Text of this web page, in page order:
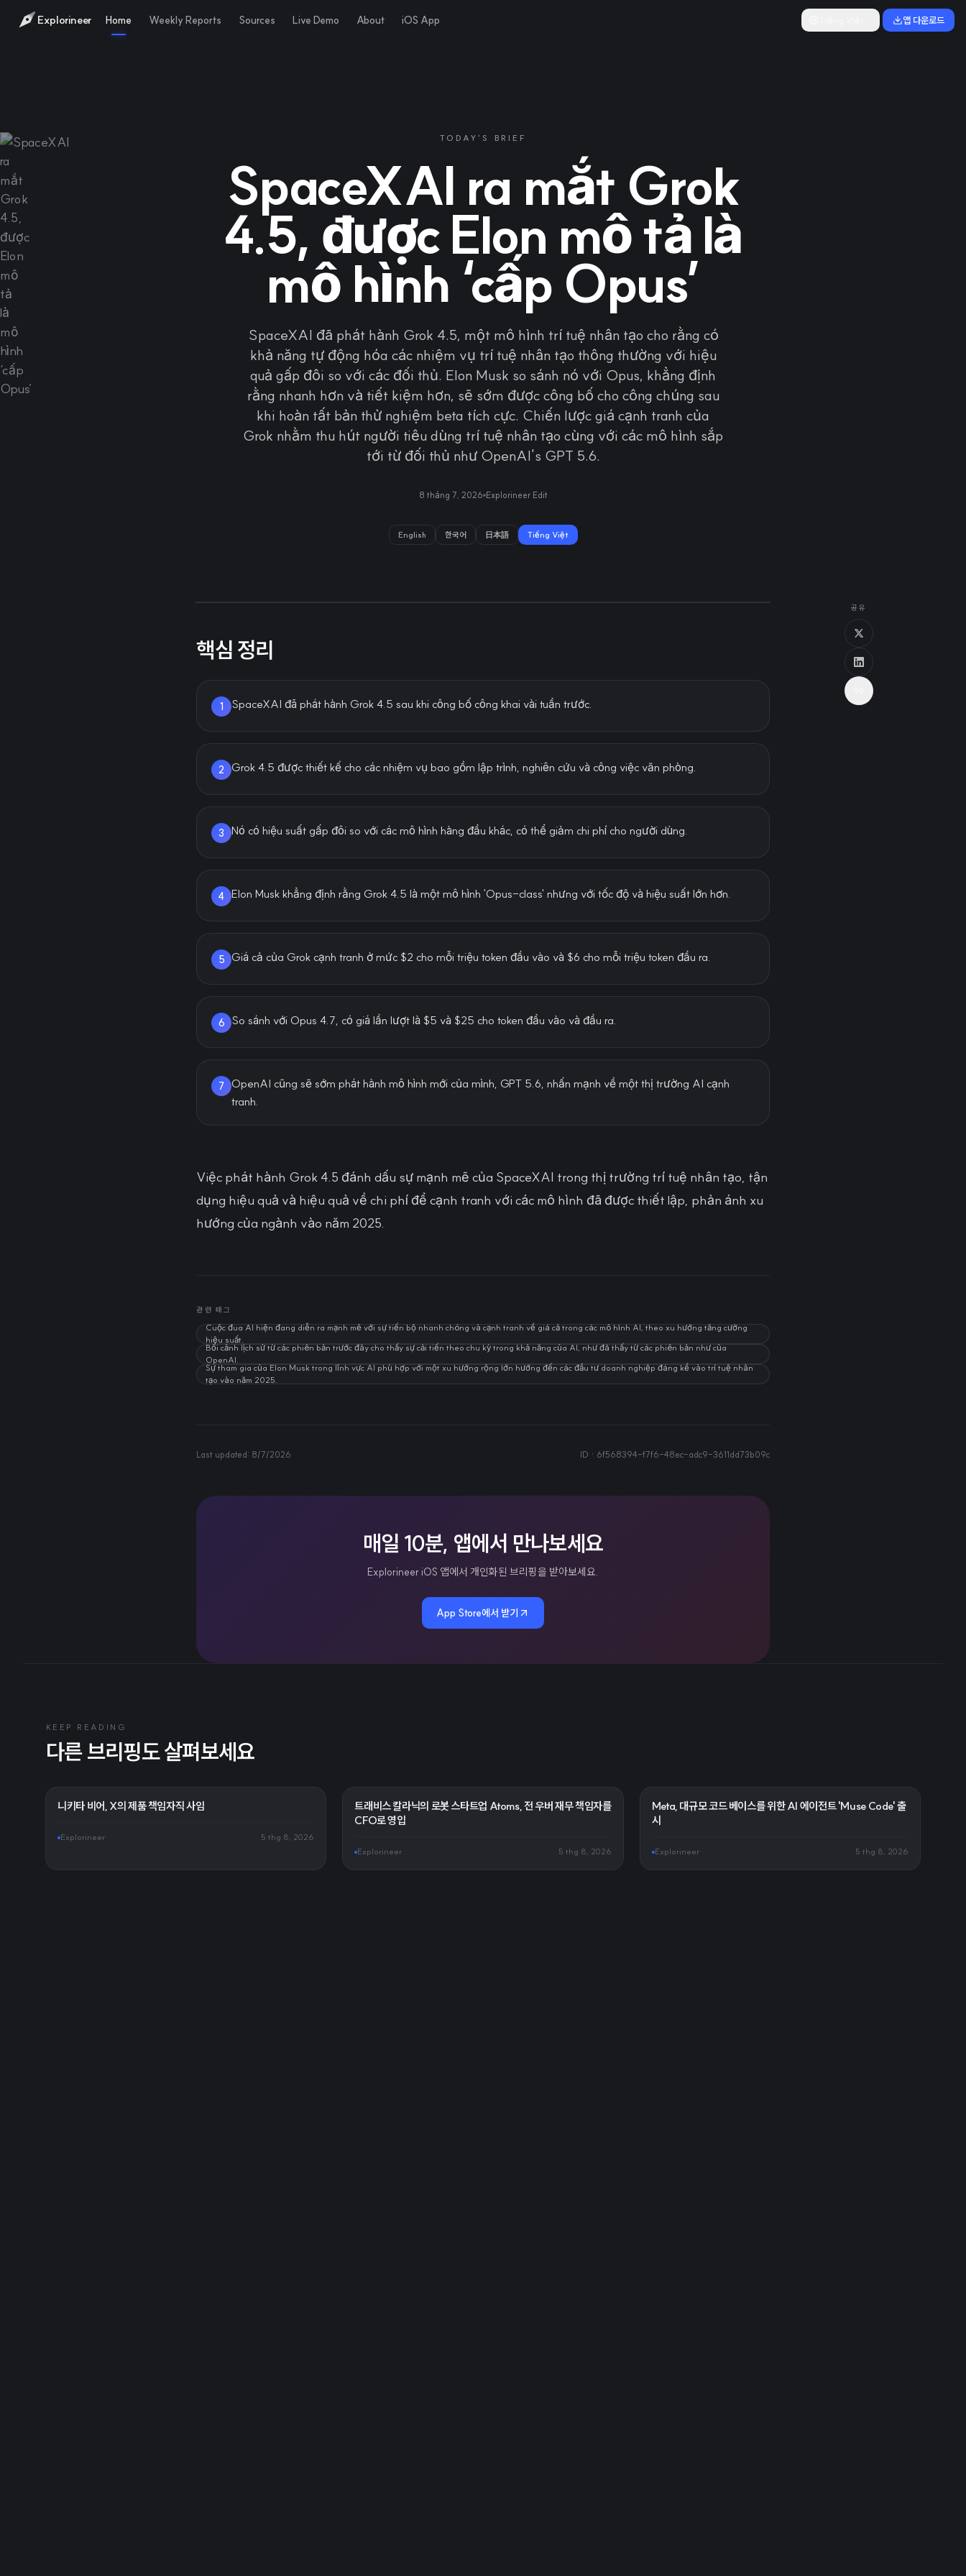
Explorineer Home Weekly Reports Sources Live Demo About iOS App 앱 다운로드
TODAY'S BRIEF
SpaceXAI ra mắt Grok
4.5, được Elon mô tả là
mô hình ‘cấp Opus’
SpaceXAI đã phát hành Grok 4.5, một mô hình trí tuệ nhân tạo cho rằng có
khả năng tự động hóa các nhiệm vụ trí tuệ nhân tạo thông thường với hiệu
quả gấp đôi so với các đối thủ. Elon Musk so sánh nó với Opus, khẳng định
rằng nhanh hơn và tiết kiệm hơn, sẽ sớm được công bố cho công chúng sau
khi hoàn tất bản thử nghiệm beta tích cực. Chiến lược giá cạnh tranh của
Grok nhằm thu hút người tiêu dùng trí tuệ nhân tạo cùng với các mô hình sắp
tới từ đối thủ như OpenAI's GPT 5.6.
8 tháng 7, 2026 Explorineer Edit
English 한국어 日本語 Tiếng Việt
핵심 정리
1 SpaceXAI đã phát hành Grok 4.5 sau khi công bố công khai vài tuần trước.
2 Grok 4.5 được thiết kế cho các nhiệm vụ bao gồm lập trình, nghiên cứu và công việc văn phòng.
3 Nó có hiệu suất gấp đôi so với các mô hình hàng đầu khác, có thể giảm chi phí cho người dùng.
4 Elon Musk khẳng định rằng Grok 4.5 là một mô hình 'Opus-class' nhưng với tốc độ và hiệu suất lớn hơn.
5 Giá cả của Grok cạnh tranh ở mức $2 cho mỗi triệu token đầu vào và $6 cho mỗi triệu token đầu ra.
6 So sánh với Opus 4.7, có giá lần lượt là $5 và $25 cho token đầu vào và đầu ra.
7
OpenAI cũng sẽ sớm phát hành mô hình mới của mình, GPT 5.6, nhấn mạnh về một thị trường AI cạnh
tranh.
Việc phát hành Grok 4.5 đánh dấu sự mạnh mẽ của SpaceXAI trong thị trường trí tuệ nhân tạo, tận
dụng hiệu quả và hiệu quả về chi phí để cạnh tranh với các mô hình đã được thiết lập, phản ánh xu
hướng của ngành vào năm 2025.
관련 태그
Cuộc đua AI hiện đang diễn ra mạnh mẽ với sự tiến bộ nhanh chóng và cạnh tranh về giá cả trong các mô hình AI, theo xu hướng tăng cường
hiệu suất.
Bối cảnh lịch sử từ các phiên bản trước đây cho thấy sự cải tiến theo chu kỳ trong khả năng của AI, như đã thấy từ các phiên bản như của
OpenAI.
Sự tham gia của Elon Musk trong lĩnh vực AI phù hợp với một xu hướng rộng lớn hướng đến các đầu tư doanh nghiệp đáng kể vào trí tuệ nhân
tạo vào năm 2025.
Last updated: 8/7/2026 ID · 6f568394-f7f6-48ec-adc9-3611dd73b09c
매일 10분, 앱에서 만나보세요
Explorineer iOS 앱에서 개인화된 브리핑을 받아보세요.
App Store에서 받기
공유
KEEP READING
다른 브리핑도 살펴보세요
니키타 비어, X의 제품 책임자직 사임
Explorineer 5 thg 8, 2026
트래비스 칼라닉의 로봇 스타트업 Atoms, 전 우버 재무 책임자를
CFO로 영입
Explorineer 5 thg 8, 2026
Meta, 대규모 코드 베이스를 위한 AI 에이전트 'Muse Code' 출
시
Explorineer 5 thg 8, 2026